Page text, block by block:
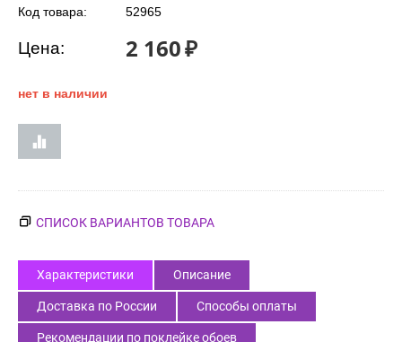
Код товара: 52965
Цена: 2 160₽
нет в наличии
СПИСОК ВАРИАНТОВ ТОВАРА
Характеристики Описание
Доставка по России Способы оплаты
Рекомендации по поклейке обоев